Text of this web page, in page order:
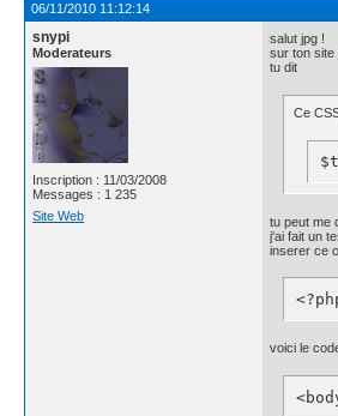
background-
}
06/11/2010 11:12:14
snypi
Moderateurs
Inscription : 11/03/2008
Messages : 1 235
Site Web
salut jpg !
sur ton site
tu dit
Ce
tu peut me
j'ai fait un
inserer ce
voici le